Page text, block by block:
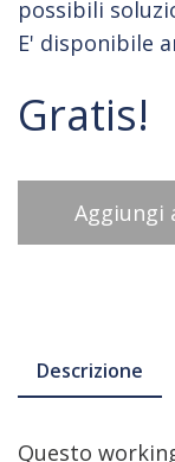
possibili
E' disponibile
Gratis!
Aggiungi
Descrizione
Questo